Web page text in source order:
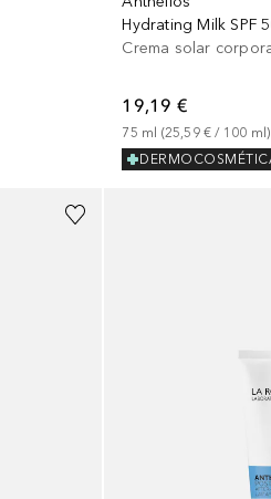
Hydrating Milk SPF
Crema solar
19,19 €
75 ml (25,59 € / 100 ml)